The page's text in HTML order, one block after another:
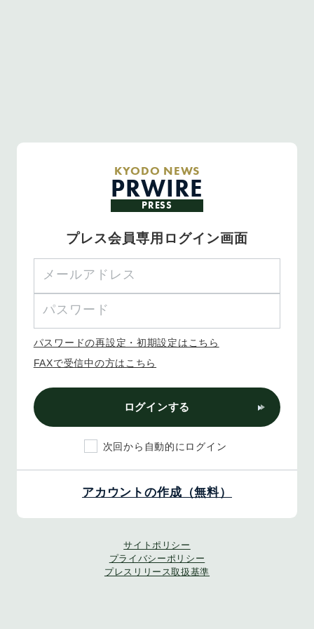
KYODO NEWS
PRWIRE
PRESS
プレス会員専用ログイン画面
パスワードの再設定・初期設定はこちら
FAXで受信中の方はこちら
ログインする
次回から自動的にログイン
アカウントの作成（無料）
サイトポリシー
プライバシーポリシー
プレスリリース取扱基準